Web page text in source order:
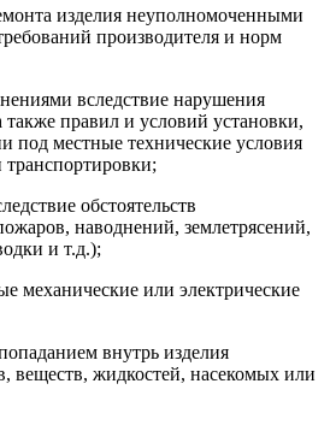
изделия неуполномоченными
производителя и норм
вследствие нарушения
также правил и условий установки,
под местные технические условия
транспортировки;
обстоятельств
наводнений, землетрясений,
и т.д.);
механические или электрические
внутрь изделия
веществ, жидкостей, насекомых или